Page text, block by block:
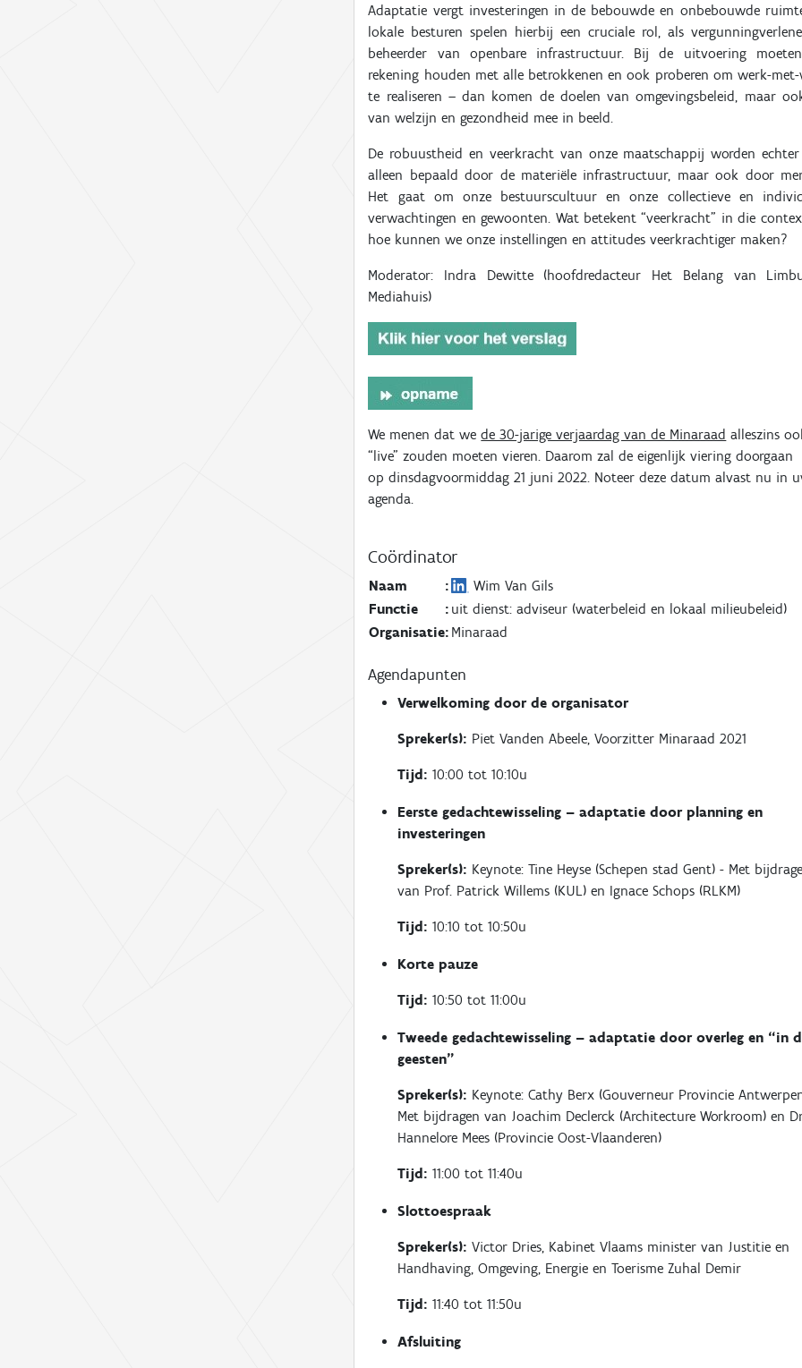
Adaptatie vergt investeringen in de bebouwde en onbebouwde
lokale besturen spelen hierbij een cruciale rol, als
beheerder van openbare infrastructuur. Bij de uitvoering
rekening houden met alle betrokkenen en ook proberen om werk-
te realiseren –dan komen de doelen van omgevingsbeleid, maar
vanwelzijn en gezondheid mee in beeld.
De robuustheid en veerkracht van onze maatschappij worden echter
alleen bepaald door de materiële infrastructuur, maar ook door
Het gaat om onze bestuurscultuur en onze collectieve en
verwachtingen en gewoonten. Wat betekent “veerkracht” in die
hoe kunnen we onze instellingen en attitudes veerkrachtiger maken?
Moderator: Indra Dewitte (hoofdredacteur Het Belang van
Mediahuis)
We menen dat wede 30-jarige verjaardag van de Minaraad alleszins
“live” zouden moeten vieren. Daarom zal de eigenlijk viering doorgaan
op dinsdagvoormiddag 21 juni 2022. Noteer deze datum alvast nu in
agenda.
Coördinator
:
Naam
Wim Van Gils
:
Functie
uit dienst: adviseur (waterbeleid en lokaal milieubeleid)
:
Organisatie Minaraad
Agendapunten
Verwelkoming door de organisator
Spreker(s): Piet Vanden Abeele, Voorzitter Minaraad 2021
Tijd: 10:00 tot 10:10u
Eerste gedachtewisseling – adaptatie door planning en
investeringen
Spreker(s): Keynote: Tine Heyse (Schepen stad Gent) - Met
van Prof. Patrick Willems (KUL) en Ignace Schops (RLKM)
Tijd: 10:10 tot 10:50u
Korte pauze
Tijd: 10:50 tot 11:00u
Tweede gedachtewisseling – adaptatie door overleg en “in
geesten”
Spreker(s): Keynote: Cathy Berx (Gouverneur Provincie
Met bijdragen van Joachim Declerck (Architecture Workroom) en
Hannelore Mees (Provincie Oost-Vlaanderen)
Tijd: 11:00 tot 11:40u
Slottoespraak
Spreker(s):Victor Dries, Kabinet Vlaams minister van Justitie en
Handhaving, Omgeving, Energie en Toerisme Zuhal Demir
Tijd: 11:40 tot 11:50u
Afsluiting